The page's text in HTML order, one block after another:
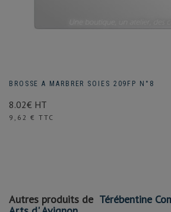
BROSSE A MARBRER SOIES 209FP N°8
8.02€ HT
Prix
9,62 € TTC
Autres produits de Térébentine